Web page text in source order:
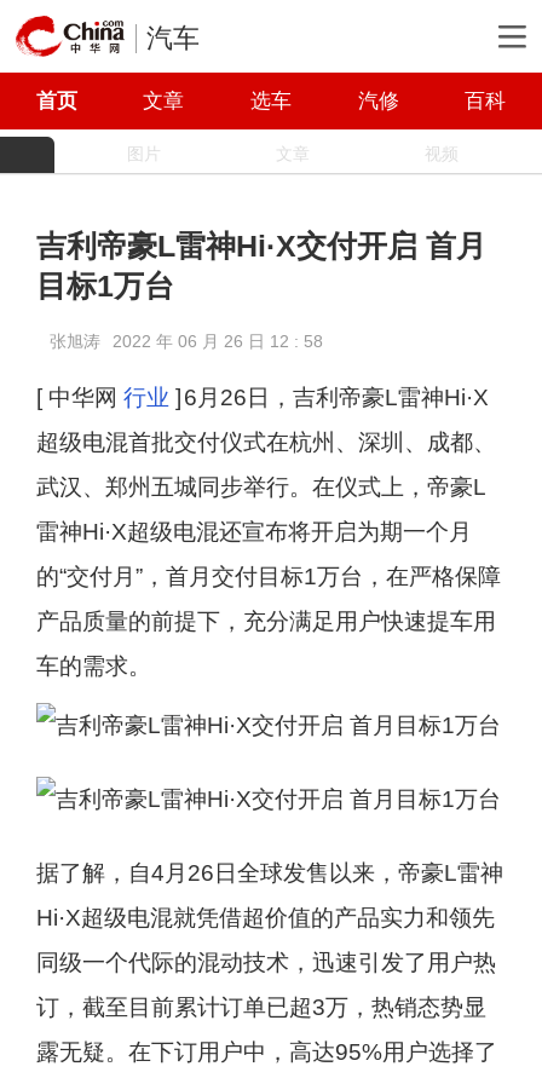
汽车
首页 文章 选车 汽修 百科
图片 文章 视频
吉利帝豪L雷神Hi·X交付开启 首月
目标1万台
张旭涛 2022 年 06 月 26 日 12 : 58
[ 中华网 行业 ] 6月26日，吉利帝豪L雷神Hi·X
超级电混首批交付仪式在杭州、深圳、成都、
武汉、郑州五城同步举行。在仪式上，帝豪L
雷神Hi·X超级电混还宣布将开启为期一个月
的“交付月”，首月交付目标1万台，在严格保障
产品质量的前提下，充分满足用户快速提车用
车的需求。
据了解，自4月26日全球发售以来，帝豪L雷神
Hi·X超级电混就凭借超价值的产品实力和领先
同级一个代际的混动技术，迅速引发了用户热
订，截至目前累计订单已超3万，热销态势显
露无疑。在下订用户中，高达95%用户选择了